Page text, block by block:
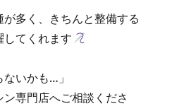
生
活」
に
多く、きちんと整備する
してくれます
ないかも…」
専門店へご相談くださ